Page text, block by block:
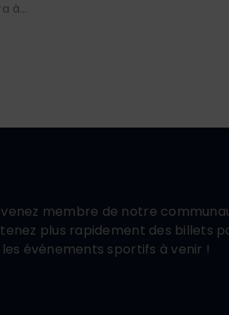
à…
membre de notre
plus rapidement des billets
les événements sportifs à venir !